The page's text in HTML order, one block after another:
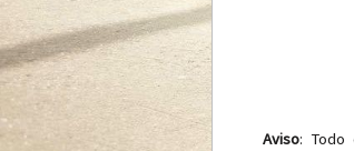
Aviso: Todo